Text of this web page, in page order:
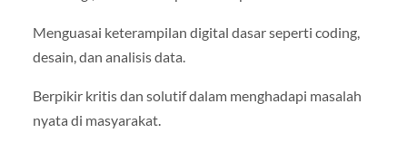
Menguasai keterampilan digital dasar seperti coding,
desain, dan analisis data.
Berpikir kritis dan solutif dalam menghadapi masalah
nyata di masyarakat.